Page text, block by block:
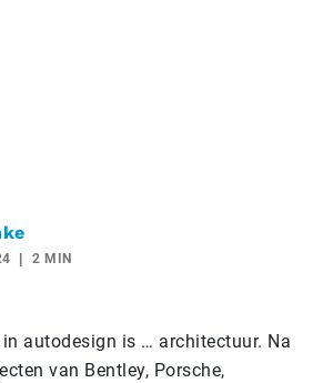
2 MIN
autodesign is … architectuur. Na
van Bentley, Porsche,